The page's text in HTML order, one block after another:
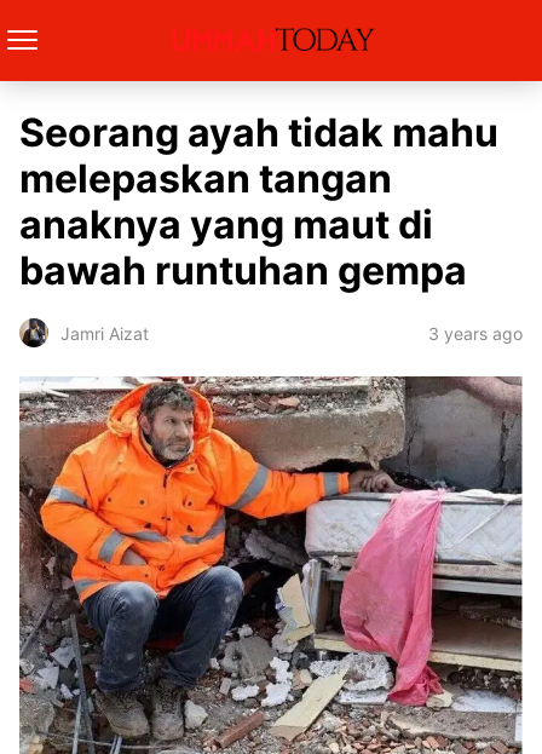
Seorang ayah tidak mahu
melepaskan tangan
anaknya yang maut di
bawah runtuhan gempa
Jamri Aizat 3 years ago